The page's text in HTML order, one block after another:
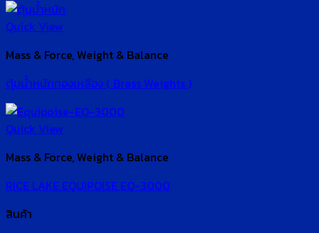
Quick View
Mass & Force, Weight & Balance
ตุ้มน้ำหนักทองเหลือง ( Brass Weights )
Quick View
Mass & Force, Weight & Balance
RICE LAKE EQUIPOISE EQ-3000
สินค้า